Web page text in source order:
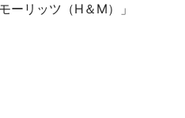
ーリッツ（H＆M）」